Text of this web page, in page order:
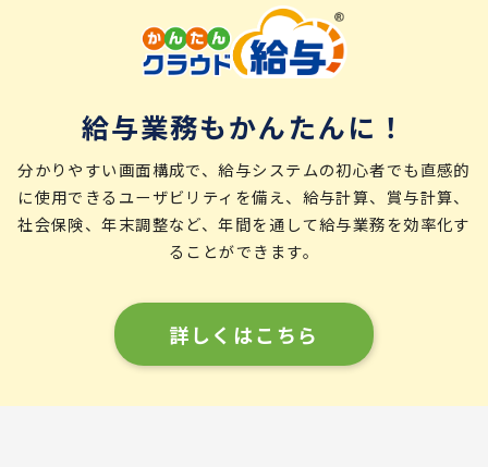
詳しくはこちら
給与業務もかんたんに！
分かりやすい画面構成で、給与システムの初心者でも直感的
に使用できるユーザビリティを備え、給与計算、賞与計算、
社会保険、年末調整など、年間を通して給与業務を効率化す
ることができます。